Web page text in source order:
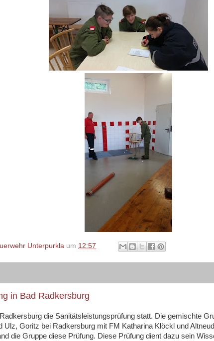
Unterpurkla um 12:57
in Bad Radkersburg
die Sanitätsleistungsprüfung statt. Die gemischte
Ulz, Goritz bei Radkersburg mit FM Katharina Klöckl und
die Gruppe diese Prüfung. Diese Prüfung dient dazu sein